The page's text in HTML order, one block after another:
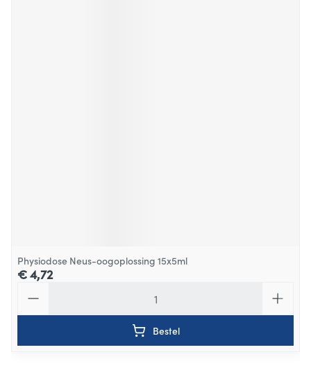
Physiodose Neus-oogoplossing 15x5ml
€ 4,72
Bestel